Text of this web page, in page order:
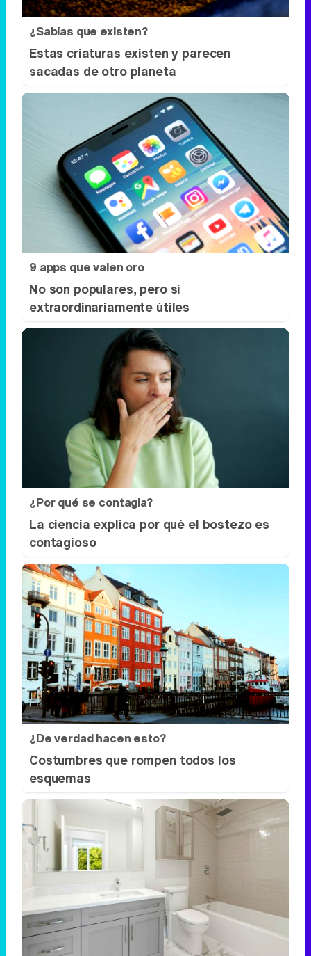
¿Sabías que existen?
Estas criaturas existen y parecen
sacadas de otro planeta
9 apps que valen oro
No son populares, pero sí
extraordinariamente útiles
¿Por qué se contagia?
La ciencia explica por qué el bostezo es
contagioso
¿De verdad hacen esto?
Costumbres que rompen todos los
esquemas